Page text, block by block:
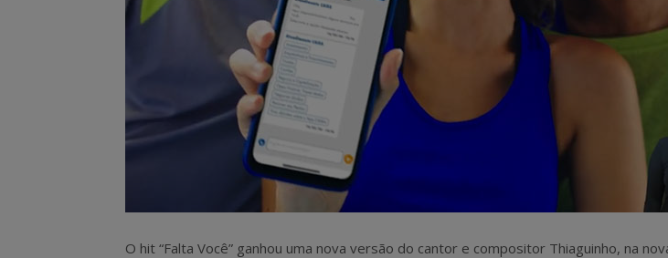
O hit “Falta Você” ganhou uma nova versão do cantor e compositor Thiaguinho, na